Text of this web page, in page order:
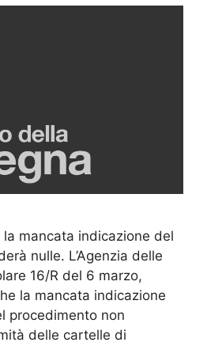
mancata indicazione del
nulle. L’Agenzia delle
16/R del 6 marzo,
la mancata indicazione
procedimento non
delle cartelle di